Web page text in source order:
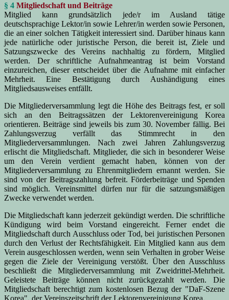
§ 4 Mitgliedschaft und Beiträge
Mitglied kann grundsätzlich jede/r im Ausland tätige
deutschsprachige Lektor/in sowie Lehrer/in werden sowie Personen,
die an einer solchen Tätigkeit interessiert sind. Darüber hinaus kann
jede natürliche oder juristische Person, die bereit ist, Ziele und
Satzungszwecke des Vereins nachhaltig zu fördern, Mitglied
werden. Der schriftliche Aufnahmeantrag ist beim Vorstand
einzureichen, dieser entscheidet über die Aufnahme mit einfacher
Mehrheit. Eine Bestätigung durch Aushändigung eines
Mitgliedsausweises entfällt.
Die Mitgliederversammlung legt die Höhe des Beitrags fest, er soll
sich an den Beitragssätzen der Lektorenvereinigung Korea
orientieren. Beiträge sind jeweils bis zum 30. November fällig. Bei
Zahlungsverzug verfällt das Stimmrecht in den
Mitgliederversammlungen. Nach zwei Jahren Zahlungsverzug
erlischt die Mitgliedschaft. Mitglieder, die sich in besonderer Weise
um den Verein verdient gemacht haben, können von der
Mitgliederversammlung zu Ehrenmitgliedern ernannt werden. Sie
sind von der Beitragszahlung befreit. Förderbeiträge und Spenden
sind möglich. Vereinsmittel dürfen nur für die satzungsmäßigen
Zwecke verwendet werden.
Die Mitgliedschaft kann jederzeit gekündigt werden. Die schriftliche
Kündigung wird beim Vorstand eingereicht. Ferner endet die
Mitgliedschaft durch Ausschluss oder Tod, bei juristischen Personen
durch den Verlust der Rechtsfähigkeit. Ein Mitglied kann aus dem
Verein ausgeschlossen werden, wenn sein Verhalten in grober Weise
gegen die Ziele der Vereinigung verstößt. Über den Ausschluss
beschließt die Mitgliederversammlung mit Zweidrittel-Mehrheit.
Geleistete Beiträge können nicht zurückgezahlt werden. Die
Mitgliedschaft berechtigt zum kostenlosen Bezug der "DaF-Szene
Korea", der Vereinszeitschrift der Lektorenvereinigung Korea.